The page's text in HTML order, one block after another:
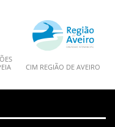
CIM REGIÃO DE AVEIRO